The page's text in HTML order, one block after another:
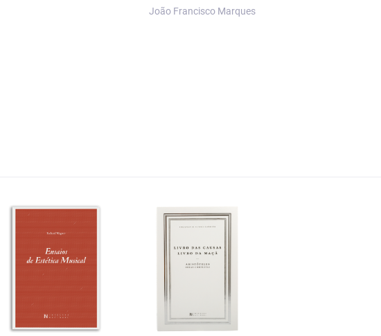
João Francisco Marques